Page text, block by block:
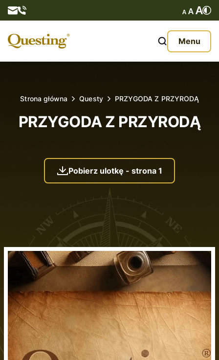
Menu
O nas
Aktualności
Strona główna Questy PRZYGODA Z PRZYRODĄ
PRZYGODA Z PRZYRODĄ
Pobierz ulotkę - strona 1